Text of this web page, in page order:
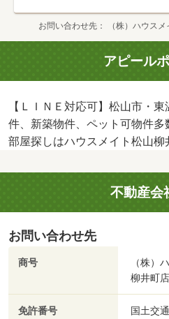
お問い合わせ先 （株）ハウス
アピール
【ＬＩＮＥ対応可】松山市・
件、新築物件、ペット可物件
部屋探しはハウスメイト松山柳
不動産会
お問い合わせ先
商号
（株）
柳井町店
免許番号
国土交